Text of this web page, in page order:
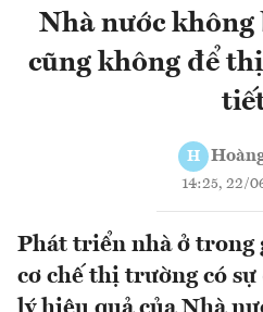
Nhà nước không
cũng không để
H
14:25, 22/
Phát triển nhà ở trong
cơ chế thị trường có